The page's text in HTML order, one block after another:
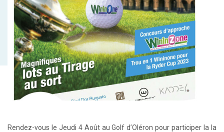
Rendez-vous le Jeudi 4 Août au Golf d’Oléron pour participer la la